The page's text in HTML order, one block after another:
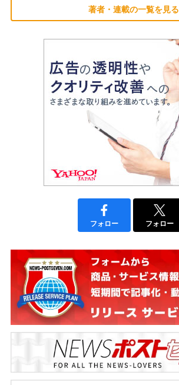
著者・連載の一覧を見る
フォロー フォロー